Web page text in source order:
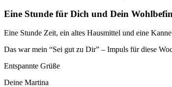
Eine Stunde für Dich und Dein
Eine Stunde Zeit, ein altes Hausmittel und eine
Das war mein “Sei gut zu Dir” – Impuls für diese
Entspannte Grüße
Deine Martina